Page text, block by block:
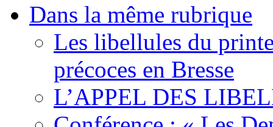
Dans la même rubrique
Les libellules du
précoces en Bresse
L’APPEL DES